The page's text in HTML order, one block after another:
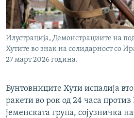
Илустрација, Демонстрациите на
Хутите во знак на солидарност со
27 март 2026 година.
Бунтовниците Хути испалија
ракети во рок од 24 часа
јеменската група, сојузничка